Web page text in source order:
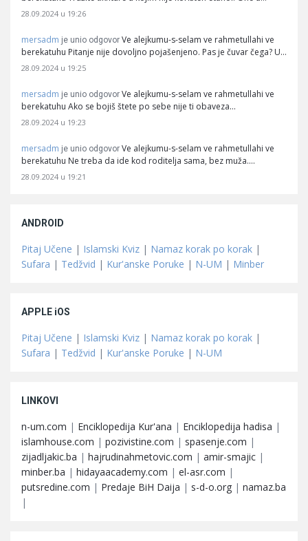
28.09.2024 u 19:26
mersadm je unio odgovor Ve alejkumu-s-selam ve rahmetullahi ve
berekatuhu Pitanje nije dovoljno pojašenjeno. Pas je čuvar čega? U…
28.09.2024 u 19:25
mersadm je unio odgovor Ve alejkumu-s-selam ve rahmetullahi ve
berekatuhu Ako se bojiš štete po sebe nije ti obaveza…
28.09.2024 u 19:23
mersadm je unio odgovor Ve alejkumu-s-selam ve rahmetullahi ve
berekatuhu Ne treba da ide kod roditelja sama, bez muža.…
28.09.2024 u 19:21
ANDROID
Pitaj Učene | Islamski Kviz | Namaz korak po korak |
Sufara | Tedžvid | Kur'anske Poruke | N-UM | Minber
APPLE iOS
Pitaj Učene | Islamski Kviz | Namaz korak po korak |
Sufara | Tedžvid | Kur'anske Poruke | N-UM
LINKOVI
n-um.com | Enciklopedija Kur'ana | Enciklopedija hadisa |
islamhouse.com | pozivistine.com | spasenje.com |
zijadljakic.ba | hajrudinahmetovic.com | amir-smajic |
minber.ba | hidayaacademy.com | el-asr.com |
putsredine.com | Predaje BiH Daija | s-d-o.org | namaz.ba
|